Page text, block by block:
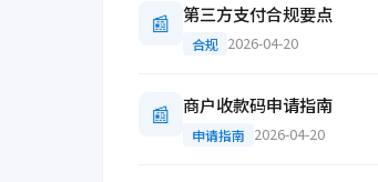
📰 第三方支付合规要点
合规 2026-04-20
📰 商户收款码申请指南
申请指南 2026-04-20